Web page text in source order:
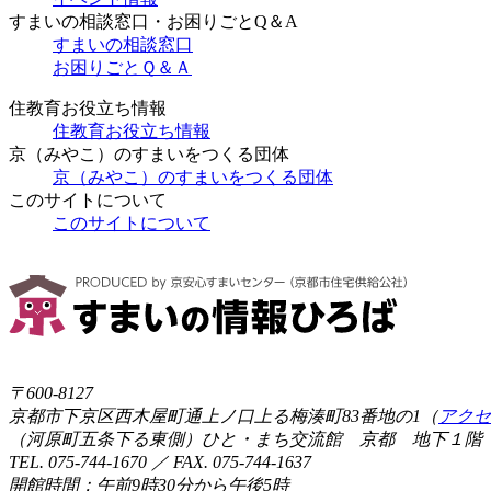
すまいの相談窓口・お困りごとQ＆A
すまいの相談窓口
お困りごとＱ＆Ａ
住教育お役立ち情報
住教育お役立ち情報
京（みやこ）のすまいをつくる団体
京（みやこ）のすまいをつくる団体
このサイトについて
このサイトについて
〒600-8127
京都市下京区西木屋町通上ノ口上る梅湊町83番地の1（ アク
（河原町五条下る東側）ひと・まち交流館 京都 地下１階
TEL. 075-744-1670 ／ FAX. 075-744-1637
開館時間：午前9時30分から午後5時